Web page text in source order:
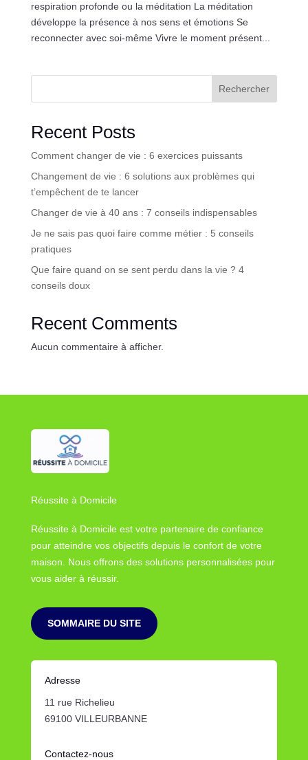
respiration profonde ou la méditation La méditation
développe la présence à nos sens et émotions Se
reconnecter avec soi-même Vivre le moment présent...
Rechercher
Recent Posts
Comment changer de vie : 6 exercices puissants
Changement de vie : 6 solutions aux problèmes qui
t’empêchent de te lancer
Changer de vie à 40 ans : 7 conseils indispensables
Je ne sais pas quoi faire comme métier : 5 conseils
pratiques
Que faire quand on se sent perdu dans la vie ? 4
conseils doux
Recent Comments
Aucun commentaire à afficher.
Réussite à Domicile
Réussite à Domicile est votre partenaire de confiance
pour atteindre vos objectifs depuis le confort de votre
maison. Nous offrons des solutions personnalisées pour
vous aider à réussir.
SOMMAIRE DU SITE
Adresse
11 rue Richelieu
69100 VILLEURBANNE
Contactez-nous